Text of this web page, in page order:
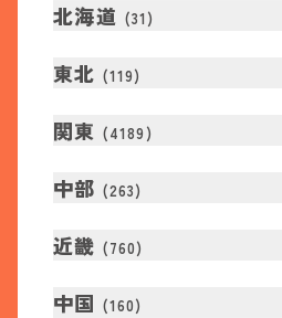
北海道 (31 )
東北 (119)
関東 (4189 )
中部 (263)
近畿 (760)
中国 (160)